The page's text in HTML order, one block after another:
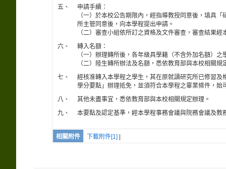
五、
申請手續：
（一）於本校公告期限內，經指導教授同意後，填具
所主管同意後，向本學程提出申請。
（二）審查小組依所訂之資格及文件審查，審查結果
六、
轉入名額：
（一）辦理轉所後，各年級具學籍（不含外加名額）
（二）陸生轉所辦法及名額，悉依教育部與本校相關規
七、
經核准轉入本學程之學生，其在原就讀研究所已修習
學分要點」辦理抵免，並須符合本學程之畢業條件，始
八、
其他未盡事宜，悉依教育部與本校相關規定辦理。
九、
本要點及認定基準，經本學程事務會議與院務會議及
相關附件 下載附件[1]